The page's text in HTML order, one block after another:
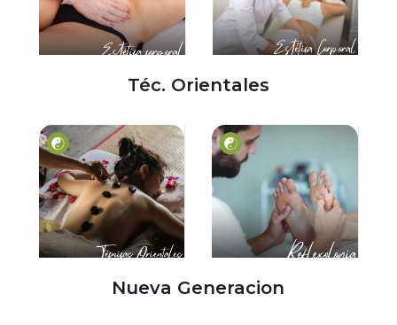
Téc. Orientales
Nueva Generacion